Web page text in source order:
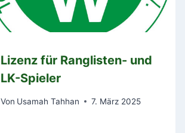
Lizenz für Ranglisten- und
LK-Spieler
Von Usamah Tahhan 7. März 2025